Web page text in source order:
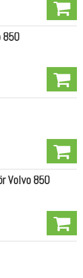
850
Volvo 850